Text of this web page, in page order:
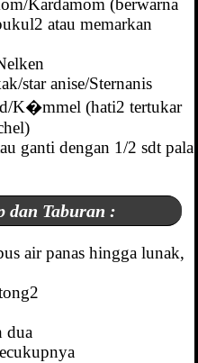
Kardamom (berwarna
atau memarkan
star anise/Sternanis
K�mmel (hati2 tertukar
ganti dengan 1/2 sdt pala
dan Taburan :
air panas hingga lunak,
dua